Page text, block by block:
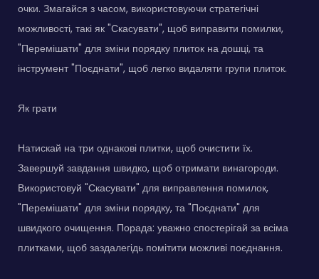
очки. Змагайся з часом, використовуючи стратегічні
можливості, такі як "Скасувати", щоб виправити помилки,
"Перемішати" для зміни порядку плиток на дошці, та
інструмент "Поєднати", щоб легко видаляти групи плиток.
Як грати
Натискай на три однакові плитки, щоб очистити їх.
Завершуй завдання швидко, щоб отримати винагороди.
Використовуй "Скасувати" для виправлення помилок,
"Перемішати" для зміни порядку, та "Поєднати" для
швидкого очищення. Порада: уважно спостерігай за всіма
плитками, щоб заздалегідь помітити можливі поєднання.